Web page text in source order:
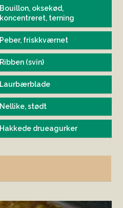
Bouillon, oksekød,
koncentreret, terning
Peber, friskkværnet
Ribben (svin)
Laurbærblade
Nellike, stødt
Hakkede drueagurker